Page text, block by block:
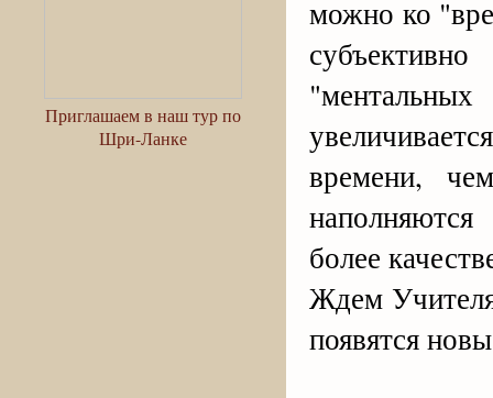
Приглашаем в наш тур по
Шри-Ланке
можно ко
времени,
более
Ждем
появятся